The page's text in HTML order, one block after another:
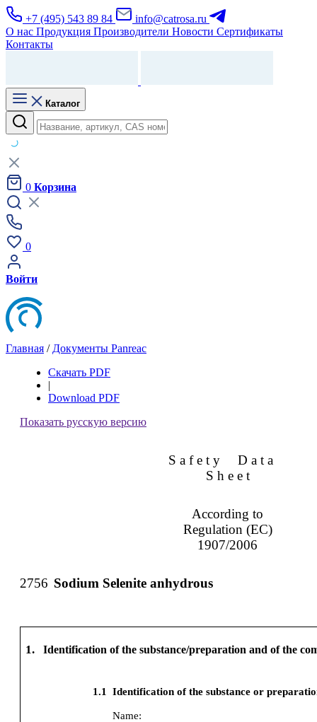
+7 (495) 543 89 84
info@catrosa.ru
О нас Продукция Производители Новости Сертификаты
Контакты
Каталог
0 Корзина
0
Войти
Главная / Документы Panreac
Скачать PDF
|
Download PDF
Показать русскую версию
S a f e t y
D a t a
S h e e t
According to
Regulation (EC)
1907/2006
2756 Sodium Selenite anhydrous
1. Identification of the substance/preparation and of the
1.1 Identification of the substance or
Name: